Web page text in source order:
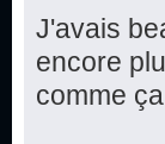
J'avais
encore
comme